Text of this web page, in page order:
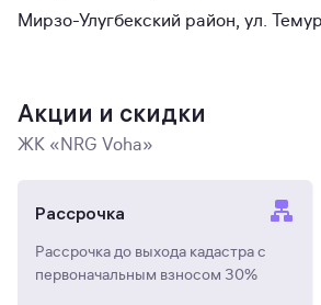
Мирзо-Улугбекский район, ул.
Акции и скидки
ЖК «NRG Voha»
Рассрочка
Рассрочка до выхода кадастра с
первоначальным взносом 30%